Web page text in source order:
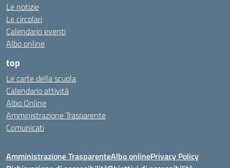
Le notizie
Le circolari
Calendario eventi
Albo online
top
Le carte della scuola
Calendario attività
Albo Online
Amministrazione Trasparente
Comunicati
Amministrazione TrasparenteAlbo onlinePrivacy Policy